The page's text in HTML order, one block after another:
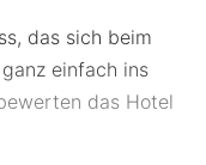
das sich beim
einfach ins
das Hotel